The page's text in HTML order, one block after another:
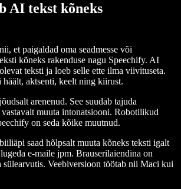
AI tekst kõneks
et paigaldad oma seadmesse või
kõneks rakenduse nagu Speechify. AI
teksti ja loeb selle ette ilma viivituseta.
häält, aktsenti, keelt ning kiirust.
arenenud. See suudab tajuda
muuta intonatsiooni. Robotilikud
on seda kõike muutnud.
saad hõlpsalt muuta kõneks teksti igalt
e-maile jpm. Brauserilaiendina on
sülearvutis. Veebiversioon töötab nii Maci kui